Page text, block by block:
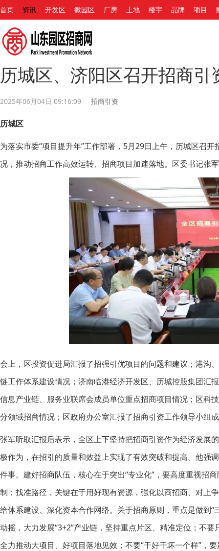
首页 资讯 开发区 微园区 厂房 土地 楼宇 品牌 项目
历城区、济阳区召开招商引
2025年06月04日 09:16:09 招商引资
历城区
为落实市委“项目提升年”工作部署，5月29日上午，历城区召
况，推动招商工作高效运转、招商项目加速落地。区委书记张
会上，区投资促进局汇报了招强引优项目的问题和建议；港沟
链工作体系建设情况；济南临港经济开发区、历城控股集团汇
信息产业链、服务业联席会成员单位重点招商项目情况；区科
分领域招商情况；区政府办公室汇报了招商引资工作领导小组
张军听取汇报后表示，全区上下坚持把招商引资作为经济发展
极作为，在招引的质量和效益上实现了有效突破和提高。他强
件事。建好招商队伍，核心在于突出“专业化”，要高度重视招
制；找准路径，关键在于用好现有资源，强化以商招商、对上
给体系建设、深化资本合作网络。关于招商原则，重点是做到
动摇，大力发展“3+2”产业链，坚持重点片区、精准定位；不
全力推动大项目、好项目落地见效；不要“干好干坏一个样”，